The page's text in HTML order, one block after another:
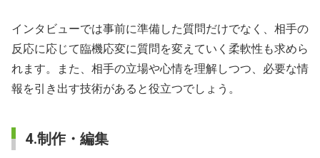
インタビューでは事前に準備した質問だけでなく、相手の
反応に応じて臨機応変に質問を変えていく柔軟性も求めら
れます。また、相手の立場や心情を理解しつつ、必要な情
報を引き出す技術があると役立つでしょう。
4.制作・編集